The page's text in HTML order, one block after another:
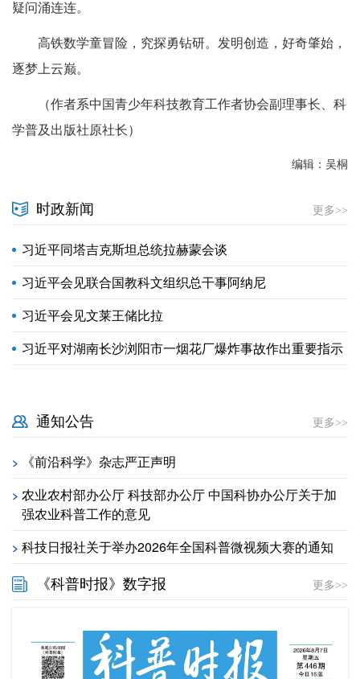
疑问涌连连。
高铁数学童冒险，究探勇钻研。发明创造，好奇肇始，
逐梦上云巅。
（作者系中国青少年科技教育工作者协会副理事长、科
学普及出版社原社长）
编辑：吴桐
时政新闻 更多>>
习近平同塔吉克斯坦总统拉赫蒙会谈
习近平会见联合国教科文组织总干事阿纳尼
习近平会见文莱王储比拉
习近平对湖南长沙浏阳市一烟花厂爆炸事故作出重要指示
通知公告 更多>>
> 《前沿科学》杂志严正声明
> 农业农村部办公厅 科技部办公厅 中国科协办公厅关于加
强农业科普工作的意见
> 科技日报社关于举办2026年全国科普微视频大赛的通知
《科普时报》数字报 更多>>